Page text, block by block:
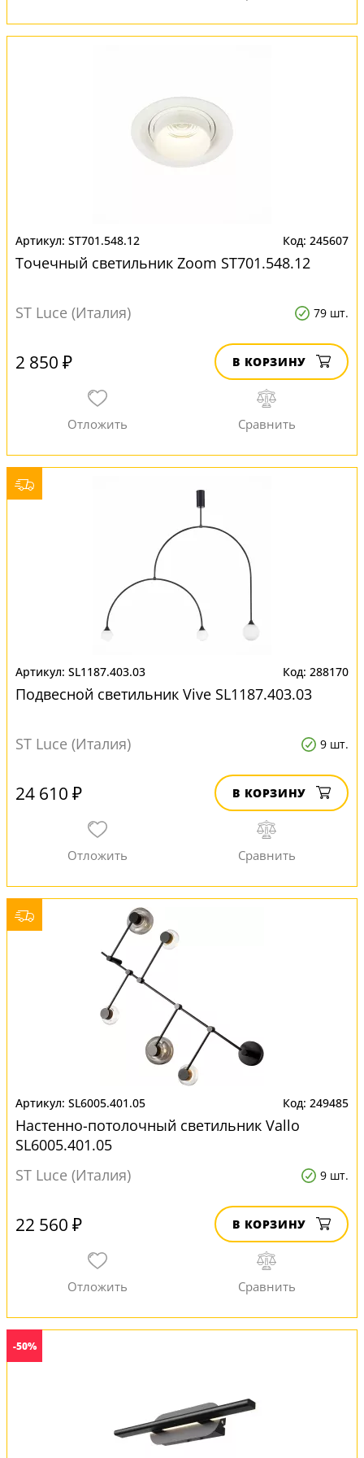
ST701.548.12 245607
Точечный светильник Zoom ST701.548.12
ST Luce (Италия) 79 шт.
2 850 ₽ В КОРЗИНУ
SL1187.403.03 288170
Подвесной светильник Vive SL1187.403.03
ST Luce (Италия) 9 шт.
24 610 ₽ В КОРЗИНУ
SL6005.401.05 249485
Настенно-потолочный светильник Vallo
SL6005.401.05
ST Luce (Италия)
9 шт.
22 560 ₽ В КОРЗИНУ
-50%